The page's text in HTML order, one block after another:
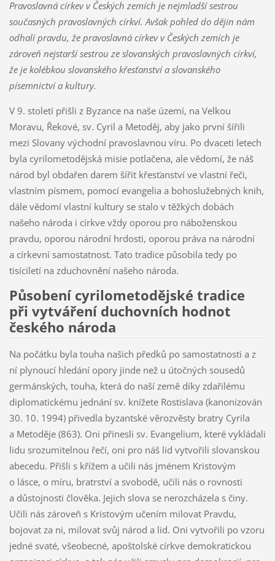
Pravoslavná církev v Českých zemích je nejmladší sestrou
současných pravoslavných církví. Avšak pohled do dějin nám
odhalí pravdu, že pravoslavná církev v Českých zemích je
zároveň nejstarší sestrou ze slovanských pravoslavných církví,
že je kolébkou slovanského křesťanství a slovanského
písemnictví a kultury.
V 9. století přišli z Byzance na naše území, na Velkou
Moravu, Řekové, sv. Cyril a Metoděj, aby jako první šířili
mezi Slovany východní pravoslavnou víru. Po dvaceti letech
byla cyrilometodějská misie potlačena, ale vědomí, že náš
národ byl obdařen darem šířit křesťanství ve vlastní řeči,
vlastním písmem, pomocí evangelia a bohoslužebných knih,
dále vědomí vlastní kultury se stalo v těžkých dobách
našeho národa i církve vždy oporou pro náboženskou
pravdu, oporou národní hrdosti, oporou práva na národní
a církevní samostatnost. Tato tradice působila tedy po
tisíciletí na zduchovnění našeho národa.
Působení cyrilometodějské tradice
při vytváření duchovních hodnot
českého národa
Na počátku byla touha našich předků po samostatnosti a z
ní plynoucí hledání opory jinde než u útočných sousedů
germánských, touha, která do naší země díky zdařilému
diplomatickému jednání sv. knížete Rostislava (kanonizován
30. 10. 1994) přivedla byzantské věrozvěsty bratry Cyrila
a Metoděje (863). Oni přinesli sv. Evangelium, které vykládali
lidu srozumitelnou řečí, oni pro náš lid vytvořili slovanskou
abecedu. Přišli s křížem a učili nás jménem Kristovým
o lásce, o míru, bratrství a svobodě, učili nás o rovnosti
a důstojnosti člověka. Jejich slova se nerozcházela s činy.
Učili nás zároveň s Kristovým učením milovat Pravdu,
bojovat za ni, milovat svůj národ a lid. Oni vytvořili po vzoru
jedné svaté, všeobecné, apoštolské církve demokratickou